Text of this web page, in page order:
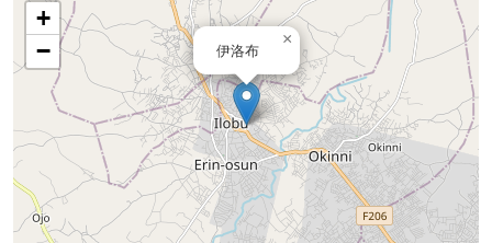
伊洛布
×
+
−